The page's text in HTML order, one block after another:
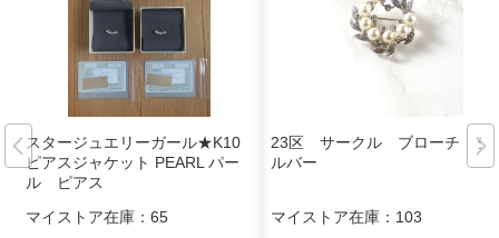
スタージュエリーガール★K10
ピアスジャケット PEARL パー
ル ピアス
マイストア在庫： 65
23区 サークル ブローチ シ
ルバー
マイストア在庫： 103